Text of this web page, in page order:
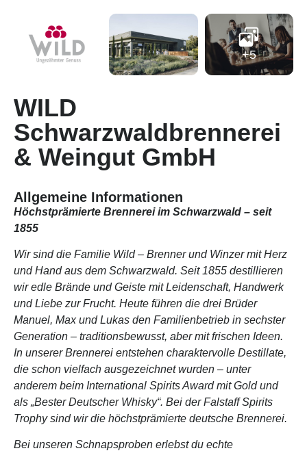
+5
WILD
Schwarzwaldbrennerei
& Weingut GmbH
Allgemeine Informationen
Höchstprämierte Brennerei im Schwarzwald – seit
1855
Wir sind die Familie Wild – Brenner und Winzer mit Herz
und Hand aus dem Schwarzwald. Seit 1855 destillieren
wir edle Brände und Geiste mit Leidenschaft, Handwerk
und Liebe zur Frucht. Heute führen die drei Brüder
Manuel, Max und Lukas den Familienbetrieb in sechster
Generation – traditionsbewusst, aber mit frischen Ideen.
In unserer Brennerei entstehen charaktervolle Destillate,
die schon vielfach ausgezeichnet wurden – unter
anderem beim International Spirits Award mit Gold und
als „Bester Deutscher Whisky“. Bei der Falstaff Spirits
Trophy sind wir die höchstprämierte deutsche Brennerei.
Bei unseren Schnapsproben erlebst du echte